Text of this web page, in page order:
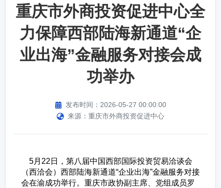
重庆市外商投资促进中心全
力保障西部陆海新通道“企
业出海”金融服务对接会成
功举办
发布时间：2026-05-27 00:00:00
来源：重庆市外商投资促进中心
5月22日，第八届中国西部国际投资贸易洽谈会
（西洽会）西部陆海新通道“企业出海”金融服务对接
会在渝成功举行。重庆市政协副主席、党组成员罗